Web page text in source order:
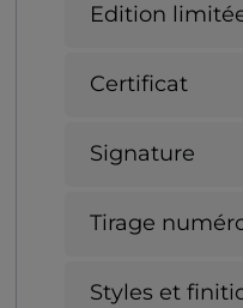
Edition
Certificat
Signature
Tirage
Styles et